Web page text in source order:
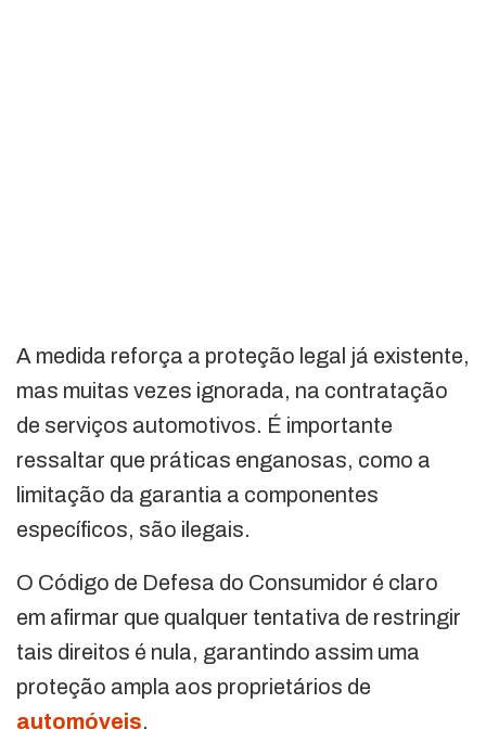
A medida reforça a proteção legal já existente,
mas muitas vezes ignorada, na contratação
de serviços automotivos. É importante
ressaltar que práticas enganosas, como a
limitação da garantia a componentes
específicos, são ilegais.
O Código de Defesa do Consumidor é claro
em afirmar que qualquer tentativa de restringir
tais direitos é nula, garantindo assim uma
proteção ampla aos proprietários de
automóveis.